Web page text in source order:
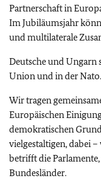
Partnerschaft in
Im Jubiläumsjahr
und multilaterale
Deutsche und Ungarn
Union und in der Nato.
Wir tragen
Europäischen
demokratischen
vielgestaltigen, dabei
betrifft die
Bundesländer.